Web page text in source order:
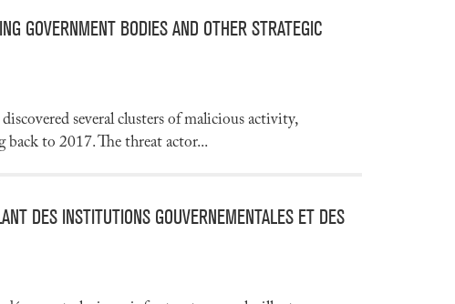
GOVERNMENT BODIES AND OTHER STRATEGIC
several clusters of malicious activity,
back to 2017. The threat actor...
DES INSTITUTIONS GOUVERNEMENTALES ET DES